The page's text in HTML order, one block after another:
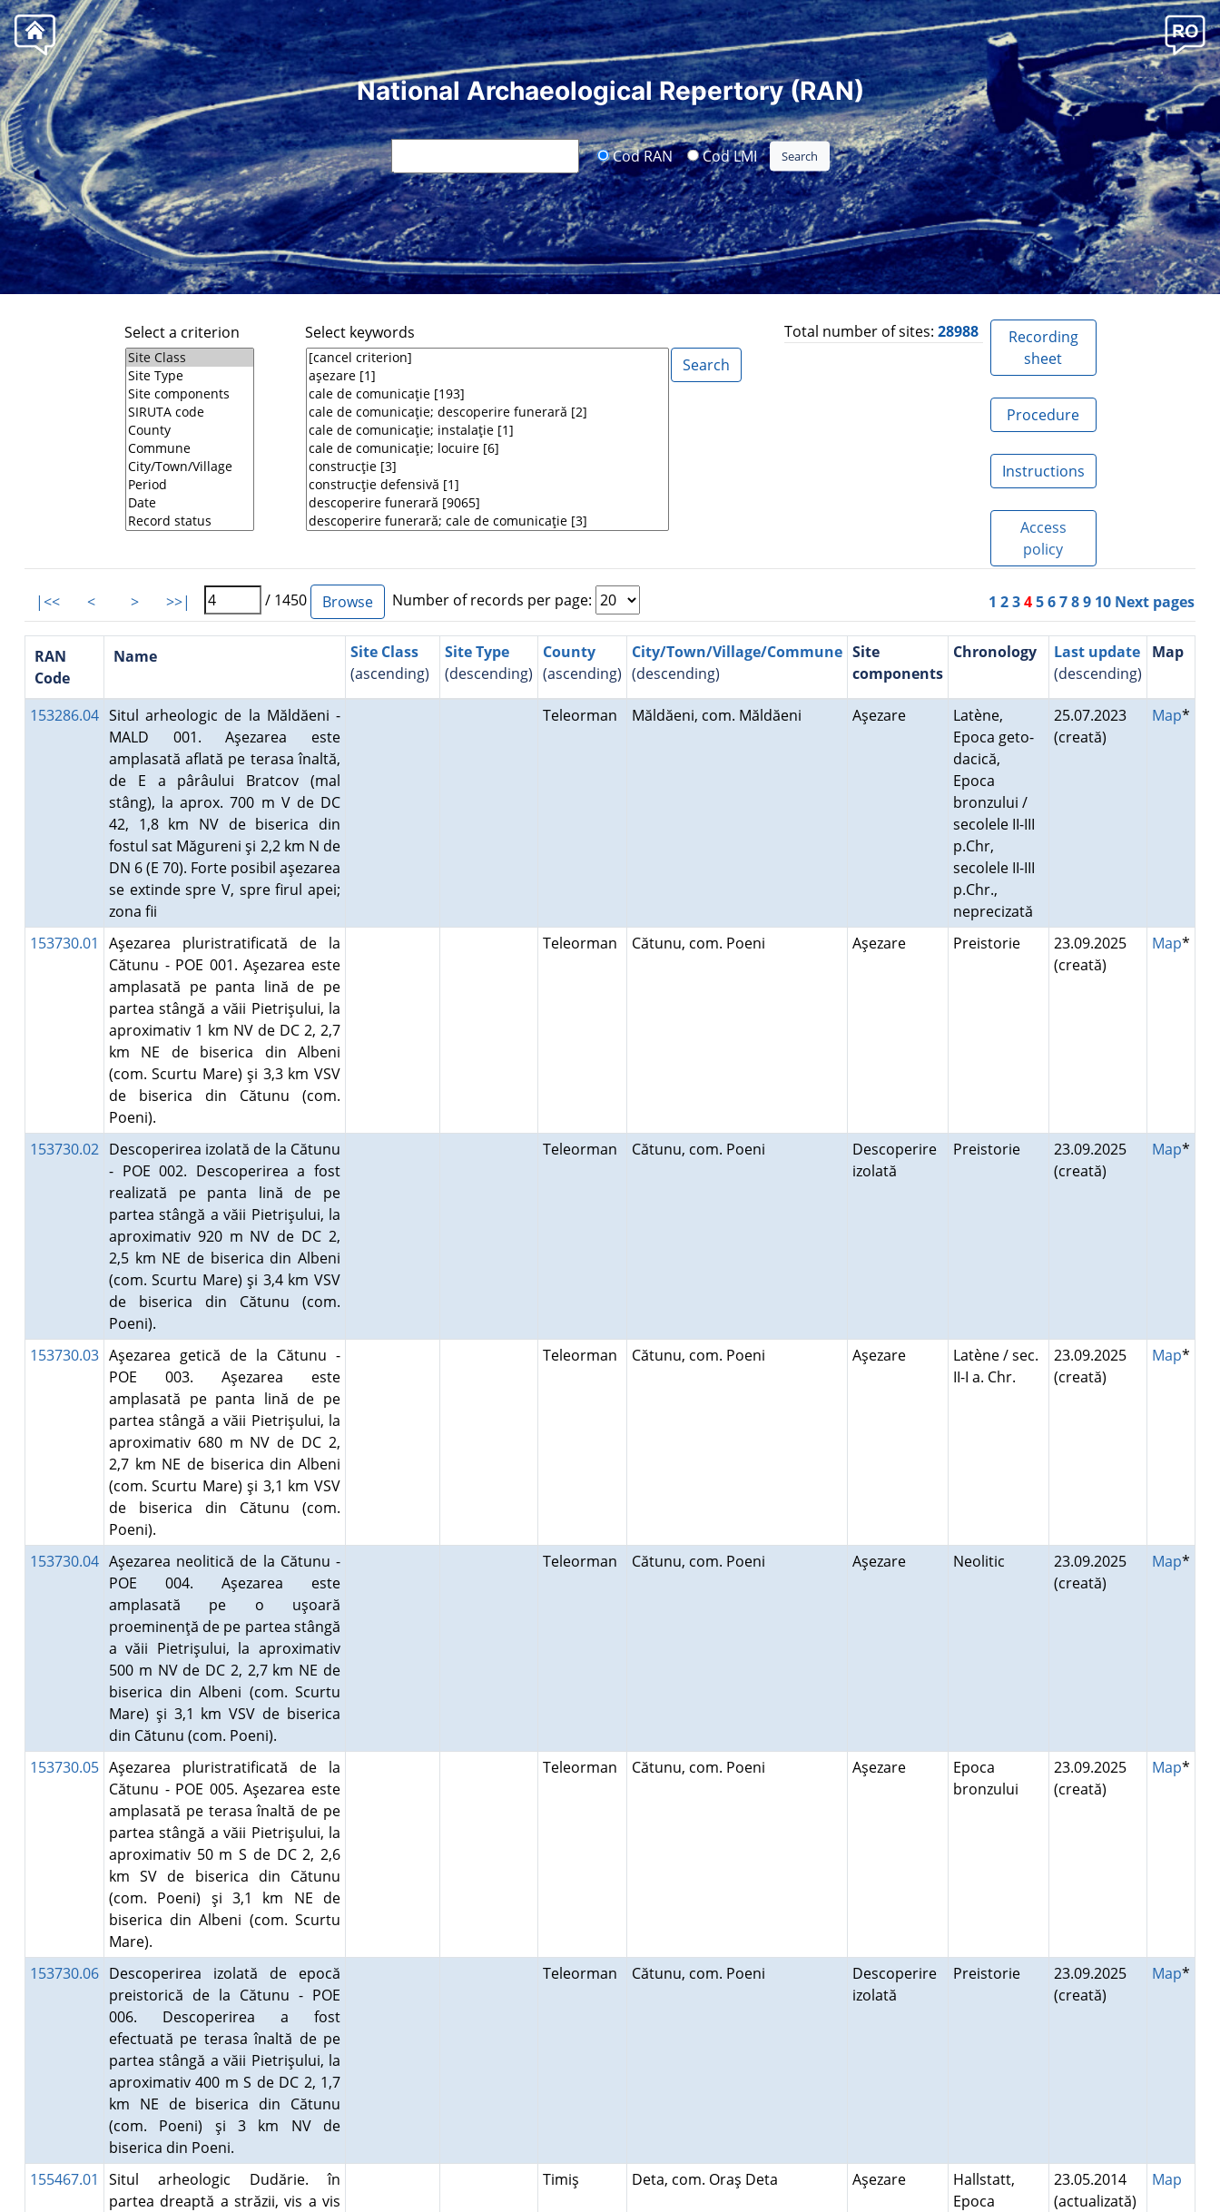
National Archaeological Repertory (RAN)
Cod RAN Cod LMI
Select a criterion Select keywords Total number of sites: 28988
Recording
sheet
Procedure
Instructions
Access
policy
|<< < > >>| / 1450 Number of records per page: 1 23456789 10 Next pages
RAN
Code
Name
Site Class
(ascending)
Site Type
(descending)
County
(ascending)
City/Town/Village/Commune
(descending)
Site
components
Chronology
Last update
(descending)
Map
153286.04 Situl arheologic de la Măldăeni -
MALD 001. Aşezarea este
amplasată aflată pe terasa înaltă,
de E a pârâului Bratcov (mal
stâng), la aprox. 700 m V de DC
42, 1,8 km NV de biserica din
fostul sat Măgureni şi 2,2 km N de
DN 6 (E 70). Forte posibil aşezarea
se extinde spre V, spre firul apei;
zona fii
Teleorman Măldăeni, com. Măldăeni Aşezare
Latène,
Epoca geto-
dacică,
Epoca
bronzului /
secolele II-III
p.Chr,
secolele II-III
p.Chr.,
neprecizată
25.07.2023
(creată)
Map*
153730.01
Aşezarea pluristratificată de la
Cătunu - POE 001. Aşezarea este
amplasată pe panta lină de pe
partea stângă a văii Pietrişului, la
aproximativ 1 km NV de DC 2, 2,7
km NE de biserica din Albeni
(com. Scurtu Mare) şi 3,3 km VSV
de biserica din Cătunu (com.
Poeni).
Teleorman Cătunu, com. Poeni Aşezare Preistorie
23.09.2025
(creată)
Map*
153730.02 Descoperirea izolată de la Cătunu
- POE 002. Descoperirea a fost
realizată pe panta lină de pe
partea stângă a văii Pietrişului, la
aproximativ 920 m NV de DC 2,
2,5 km NE de biserica din Albeni
(com. Scurtu Mare) şi 3,4 km VSV
de biserica din Cătunu (com.
Poeni).
Teleorman Cătunu, com. Poeni
Descoperire
izolată
Preistorie
23.09.2025
(creată)
Map*
153730.03 Aşezarea getică de la Cătunu -
POE 003. Aşezarea este
amplasată pe panta lină de pe
partea stângă a văii Pietrişului, la
aproximativ 680 m NV de DC 2,
2,7 km NE de biserica din Albeni
(com. Scurtu Mare) şi 3,1 km VSV
de biserica din Cătunu (com.
Poeni).
Teleorman Cătunu, com. Poeni Aşezare
Latène / sec.
II-I a. Chr.
23.09.2025
(creată)
Map*
153730.04 Aşezarea neolitică de la Cătunu -
POE 004. Aşezarea este
amplasată pe o uşoară
proeminenţă de pe partea stângă
a văii Pietrişului, la aproximativ
500 m NV de DC 2, 2,7 km NE de
biserica din Albeni (com. Scurtu
Mare) şi 3,1 km VSV de biserica
din Cătunu (com. Poeni).
Teleorman Cătunu, com. Poeni Aşezare Neolitic
23.09.2025
(creată)
Map*
153730.05 Aşezarea pluristratificată de la
Cătunu - POE 005. Aşezarea este
amplasată pe terasa înaltă de pe
partea stângă a văii Pietrişului, la
aproximativ 50 m S de DC 2, 2,6
km SV de biserica din Cătunu
(com. Poeni) şi 3,1 km NE de
biserica din Albeni (com. Scurtu
Mare).
Teleorman Cătunu, com. Poeni Aşezare
Epoca
bronzului
23.09.2025
(creată)
Map*
153730.06 Descoperirea izolată de epocă
preistorică de la Cătunu - POE
006. Descoperirea a fost
efectuată pe terasa înaltă de pe
partea stângă a văii Pietrişului, la
aproximativ 400 m S de DC 2, 1,7
km NE de biserica din Cătunu
(com. Poeni) şi 3 km NV de
biserica din Poeni.
Teleorman Cătunu, com. Poeni
Descoperire
izolată
Preistorie
23.09.2025
(creată)
Map*
155467.01
Situl arheologic Dudărie. în
partea dreaptă a străzii, vis a vis
Timiş Deta, com. Oraş Deta Aşezare
Hallstatt,
Epoca
23.05.2014
(actualizată)
Map